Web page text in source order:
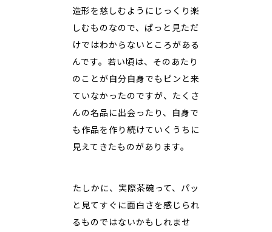
造形を慈しむようにじっくり楽
しむものなので、ぱっと見ただ
けではわからないところがある
んです。若い頃は、そのあたり
のことが自分自身でもピンと来
ていなかったのですが、たくさ
んの名品に出会ったり、自身で
も作品を作り続けていくうちに
見えてきたものがあります。
――たしかに、実際茶碗って、パッ
と見てすぐに面白さを感じられ
るものではないかもしれませ